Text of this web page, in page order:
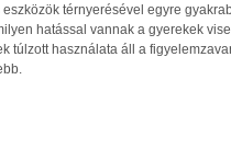
eszközök térnyerésével egyre
hatással vannak a gyerekek
túlzott használata áll a